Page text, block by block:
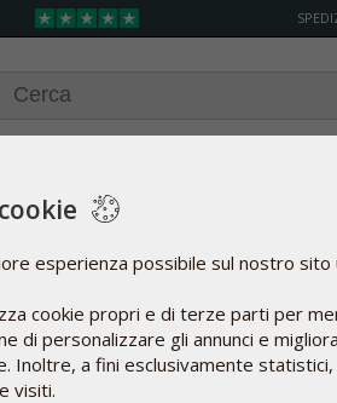
esperienza possibile sul nostro sito
cookie propri e di terze parti per
di personalizzare gli annunci e
Inoltre, a fini esclusivamente
visiti.